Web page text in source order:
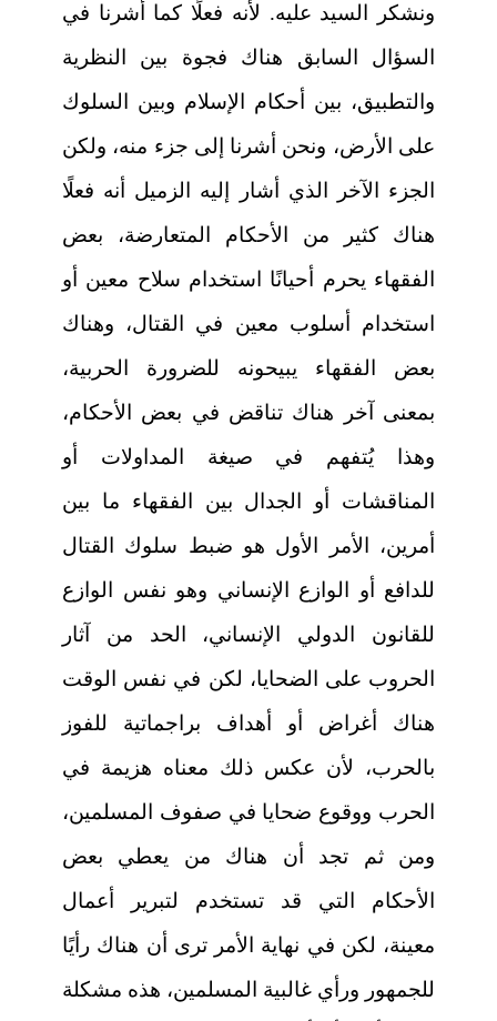
ونشكر السيد عليه. لأنه فعلًا كما أشرنا في
السؤال السابق هناك فجوة بين النظرية
والتطبيق، بين أحكام الإسلام وبين السلوك
على الأرض، ونحن أشرنا إلى جزء منه، ولكن
الجزء الآخر الذي أشار إليه الزميل أنه فعلًا
هناك كثير من الأحكام المتعارضة، بعض
الفقهاء يحرم أحيانًا استخدام سلاح معين أو
استخدام أسلوب معين في القتال، وهناك
بعض الفقهاء يبيحونه للضرورة الحربية،
بمعنى آخر هناك تناقض في بعض الأحكام،
وهذا يُتفهم في صيغة المداولات أو
المناقشات أو الجدال بين الفقهاء ما بين
أمرين، الأمر الأول هو ضبط سلوك القتال
للدافع أو الوازع الإنساني وهو نفس الوازع
للقانون الدولي الإنساني، الحد من آثار
الحروب على الضحايا، لكن في نفس الوقت
هناك أغراض أو أهداف براجماتية للفوز
بالحرب، لأن عكس ذلك معناه هزيمة في
الحرب ووقوع ضحايا في صفوف المسلمين،
ومن ثم تجد أن هناك من يعطي بعض
الأحكام التي قد تستخدم لتبرير أعمال
معينة، لكن في نهاية الأمر ترى أن هناك رأيًا
للجمهور ورأي غالبية المسلمين، هذه مشكلة